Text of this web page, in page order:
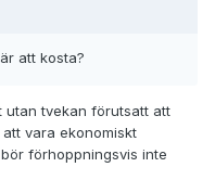
att kosta?
utan tvekan förutsatt att
vara ekonomiskt
förhoppningsvis inte